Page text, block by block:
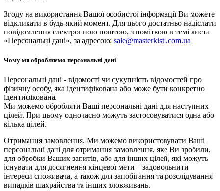
Згоду на використання Вашої особистої інформації Ви можете
відкликати в будь-який момент. Для цього достатньо надіслати
повідомлення електронною поштою, з поміткою в темі листа
«Персональні дані», за адресою: sale@masterkisti.com.ua
Чому ми обробляємо персональні дані
Персональні дані - відомості чи сукупність відомостей про
фізичну особу, яка ідентифікована або може бути конкретно
ідентифікована.
Ми можемо обробляти Ваші персональні дані для наступних
цілей. При цьому одночасно можуть застосовуватися одна або
кілька цілей.
Отримання замовлення. Ми можемо використовувати Ваші
персональні дані для отримання замовлення, яке Ви зробили,
для обробки Ваших запитів, або для інших цілей, які можуть
існувати для досягнення кінцевої мети – задовольнити
інтереси споживача, а також для запобігання та розслідування
випадків шахрайства та інших зловживань.